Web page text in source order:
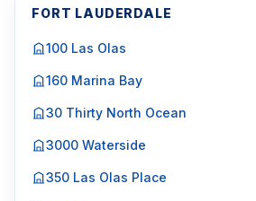
FORT LAUDERDALE
100 Las Olas
160 Marina Bay
30 Thirty North Ocean
3000 Waterside
350 Las Olas Place